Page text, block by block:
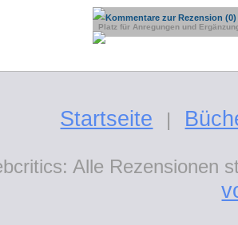
Kommentare zur Rezension (0)
Platz für Anregungen und
Startseite |
Alle Rezensionen